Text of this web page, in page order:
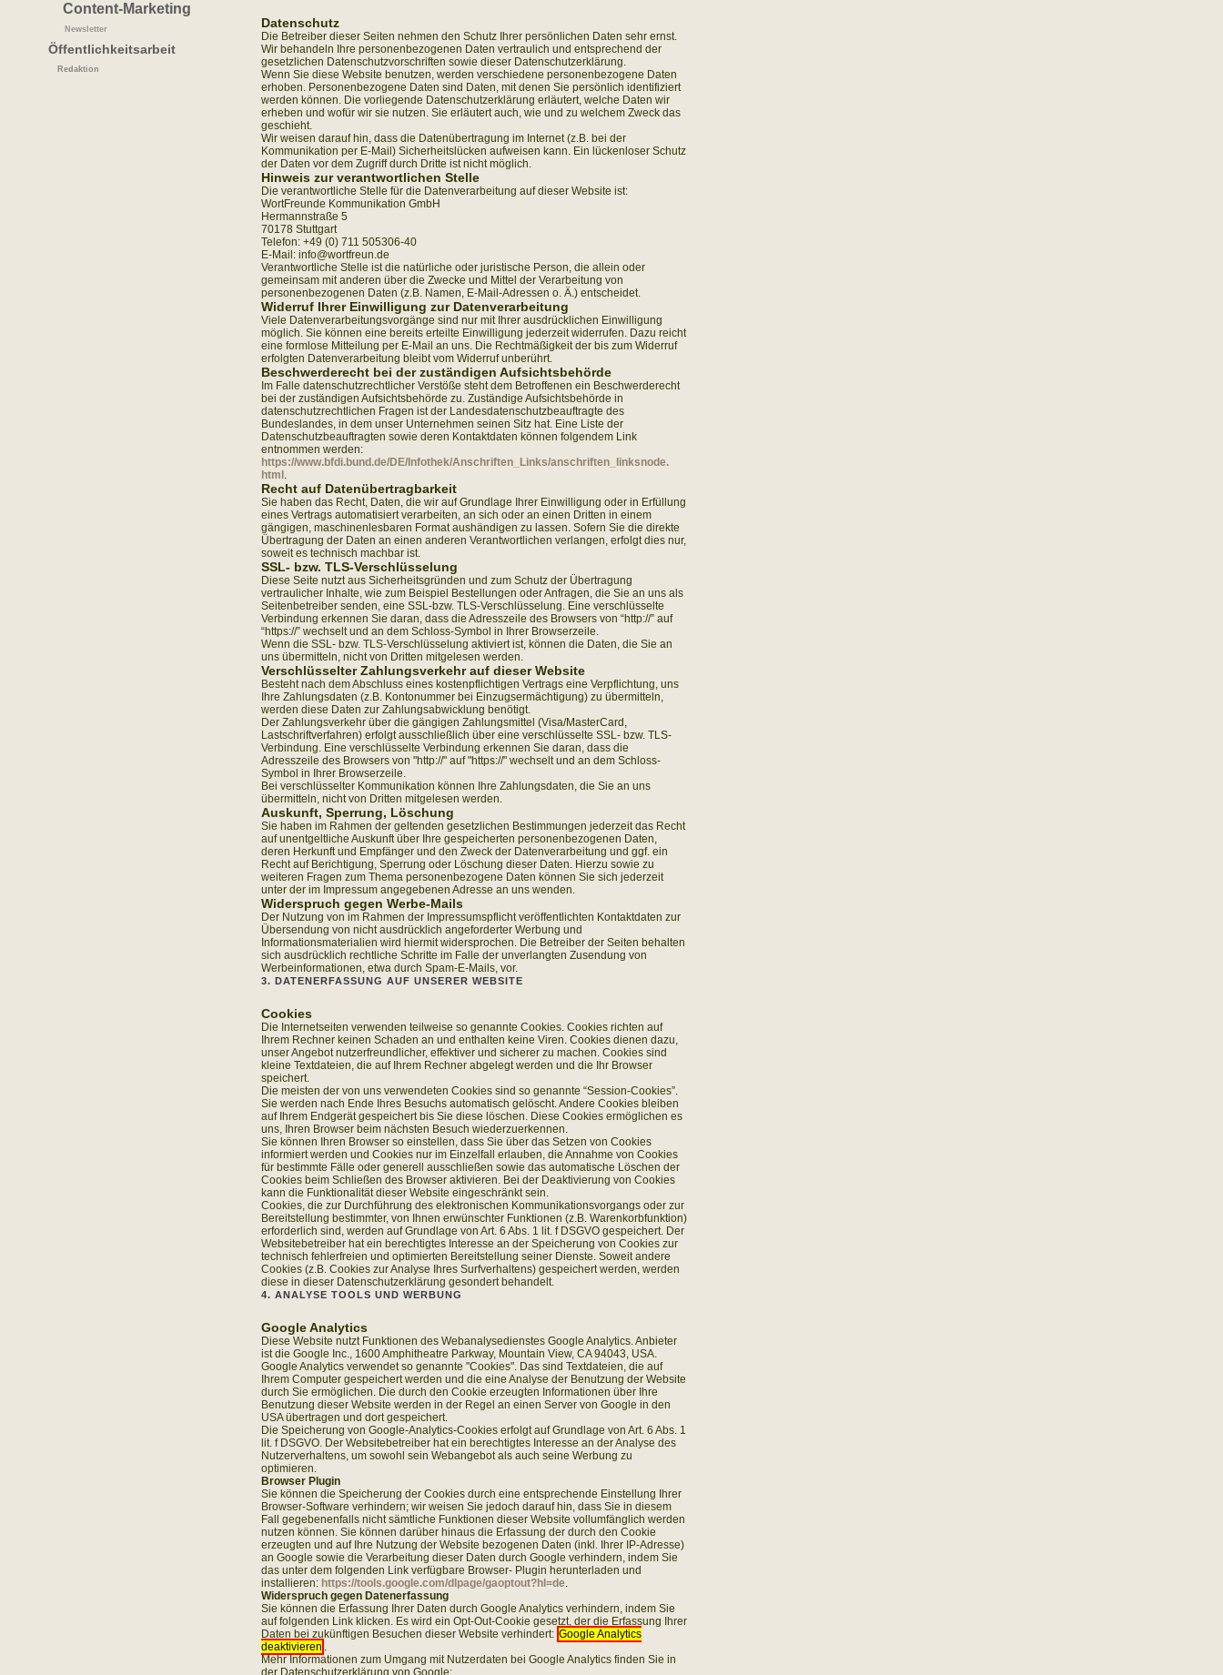
Content-Marketing
Newsletter
Öffentlichkeitsarbeit
Redaktion
Datenschutz
Die Betreiber dieser Seiten nehmen den Schutz Ihrer persönlichen Daten sehr ernst.
Wir behandeln Ihre personenbezogenen Daten vertraulich und entsprechend der
gesetzlichen Datenschutzvorschriften sowie dieser Datenschutzerklärung.
Wenn Sie diese Website benutzen, werden verschiedene personenbezogene Daten
erhoben. Personenbezogene Daten sind Daten, mit denen Sie persönlich identifiziert
werden können. Die vorliegende Datenschutzerklärung erläutert, welche Daten wir
erheben und wofür wir sie nutzen. Sie erläutert auch, wie und zu welchem Zweck das
geschieht.
Wir weisen darauf hin, dass die Datenübertragung im Internet (z.B. bei der
Kommunikation per E-Mail) Sicherheitslücken aufweisen kann. Ein lückenloser Schutz
der Daten vor dem Zugriff durch Dritte ist nicht möglich.
Hinweis zur verantwortlichen Stelle
Die verantwortliche Stelle für die Datenverarbeitung auf dieser Website ist:
WortFreunde Kommunikation GmbH
Hermannstraße 5
70178 Stuttgart
Telefon: +49 (0) 711 505306-40
E-Mail: info@wortfreun.de
Verantwortliche Stelle ist die natürliche oder juristische Person, die allein oder
gemeinsam mit anderen über die Zwecke und Mittel der Verarbeitung von
personenbezogenen Daten (z.B. Namen, E-Mail-Adressen o. Ä.) entscheidet.
Widerruf Ihrer Einwilligung zur Datenverarbeitung
Viele Datenverarbeitungsvorgänge sind nur mit Ihrer ausdrücklichen Einwilligung
möglich. Sie können eine bereits erteilte Einwilligung jederzeit widerrufen. Dazu reicht
eine formlose Mitteilung per E-Mail an uns. Die Rechtmäßigkeit der bis zum Widerruf
erfolgten Datenverarbeitung bleibt vom Widerruf unberührt.
Beschwerderecht bei der zuständigen Aufsichtsbehörde
Im Falle datenschutzrechtlicher Verstöße steht dem Betroffenen ein Beschwerderecht
bei der zuständigen Aufsichtsbehörde zu. Zuständige Aufsichtsbehörde in
datenschutzrechtlichen Fragen ist der Landesdatenschutzbeauftragte des
Bundeslandes, in dem unser Unternehmen seinen Sitz hat. Eine Liste der
Datenschutzbeauftragten sowie deren Kontaktdaten können folgendem Link
entnommen werden:
https://www.bfdi.bund.de/DE/Infothek/Anschriften_Links/anschriften_linksnode.
html .
Recht auf Datenübertragbarkeit
Sie haben das Recht, Daten, die wir auf Grundlage Ihrer Einwilligung oder in Erfüllung
eines Vertrags automatisiert verarbeiten, an sich oder an einen Dritten in einem
gängigen, maschinenlesbaren Format aushändigen zu lassen. Sofern Sie die direkte
Übertragung der Daten an einen anderen Verantwortlichen verlangen, erfolgt dies nur,
soweit es technisch machbar ist.
SSL- bzw. TLS-Verschlüsselung
Diese Seite nutzt aus Sicherheitsgründen und zum Schutz der Übertragung
vertraulicher Inhalte, wie zum Beispiel Bestellungen oder Anfragen, die Sie an uns als
Seitenbetreiber senden, eine SSL-bzw. TLS-Verschlüsselung. Eine verschlüsselte
Verbindung erkennen Sie daran, dass die Adresszeile des Browsers von “http://” auf
“https://” wechselt und an dem Schloss-Symbol in Ihrer Browserzeile.
Wenn die SSL- bzw. TLS-Verschlüsselung aktiviert ist, können die Daten, die Sie an
uns übermitteln, nicht von Dritten mitgelesen werden.
Verschlüsselter Zahlungsverkehr auf dieser Website
Besteht nach dem Abschluss eines kostenpflichtigen Vertrags eine Verpflichtung, uns
Ihre Zahlungsdaten (z.B. Kontonummer bei Einzugsermächtigung) zu übermitteln,
werden diese Daten zur Zahlungsabwicklung benötigt.
Der Zahlungsverkehr über die gängigen Zahlungsmittel (Visa/MasterCard,
Lastschriftverfahren) erfolgt ausschließlich über eine verschlüsselte SSL- bzw. TLS-
Verbindung. Eine verschlüsselte Verbindung erkennen Sie daran, dass die
Adresszeile des Browsers von "http://" auf "https://" wechselt und an dem Schloss-
Symbol in Ihrer Browserzeile.
Bei verschlüsselter Kommunikation können Ihre Zahlungsdaten, die Sie an uns
übermitteln, nicht von Dritten mitgelesen werden.
Auskunft, Sperrung, Löschung
Sie haben im Rahmen der geltenden gesetzlichen Bestimmungen jederzeit das Recht
auf unentgeltliche Auskunft über Ihre gespeicherten personenbezogenen Daten,
deren Herkunft und Empfänger und den Zweck der Datenverarbeitung und ggf. ein
Recht auf Berichtigung, Sperrung oder Löschung dieser Daten. Hierzu sowie zu
weiteren Fragen zum Thema personenbezogene Daten können Sie sich jederzeit
unter der im Impressum angegebenen Adresse an uns wenden.
Widerspruch gegen Werbe-Mails
Der Nutzung von im Rahmen der Impressumspflicht veröffentlichten Kontaktdaten zur
Übersendung von nicht ausdrücklich angeforderter Werbung und
Informationsmaterialien wird hiermit widersprochen. Die Betreiber der Seiten behalten
sich ausdrücklich rechtliche Schritte im Falle der unverlangten Zusendung von
Werbeinformationen, etwa durch Spam-E-Mails, vor.
3. DATENERFASSUNG AUF UNSERER WEBSITE
Cookies
Die Internetseiten verwenden teilweise so genannte Cookies. Cookies richten auf
Ihrem Rechner keinen Schaden an und enthalten keine Viren. Cookies dienen dazu,
unser Angebot nutzerfreundlicher, effektiver und sicherer zu machen. Cookies sind
kleine Textdateien, die auf Ihrem Rechner abgelegt werden und die Ihr Browser
speichert.
Die meisten der von uns verwendeten Cookies sind so genannte “Session-Cookies”.
Sie werden nach Ende Ihres Besuchs automatisch gelöscht. Andere Cookies bleiben
auf Ihrem Endgerät gespeichert bis Sie diese löschen. Diese Cookies ermöglichen es
uns, Ihren Browser beim nächsten Besuch wiederzuerkennen.
Sie können Ihren Browser so einstellen, dass Sie über das Setzen von Cookies
informiert werden und Cookies nur im Einzelfall erlauben, die Annahme von Cookies
für bestimmte Fälle oder generell ausschließen sowie das automatische Löschen der
Cookies beim Schließen des Browser aktivieren. Bei der Deaktivierung von Cookies
kann die Funktionalität dieser Website eingeschränkt sein.
Cookies, die zur Durchführung des elektronischen Kommunikationsvorgangs oder zur
Bereitstellung bestimmter, von Ihnen erwünschter Funktionen (z.B. Warenkorbfunktion)
erforderlich sind, werden auf Grundlage von Art. 6 Abs. 1 lit. f DSGVO gespeichert. Der
Websitebetreiber hat ein berechtigtes Interesse an der Speicherung von Cookies zur
technisch fehlerfreien und optimierten Bereitstellung seiner Dienste. Soweit andere
Cookies (z.B. Cookies zur Analyse Ihres Surfverhaltens) gespeichert werden, werden
diese in dieser Datenschutzerklärung gesondert behandelt.
4. ANALYSE TOOLS UND WERBUNG
Google Analytics
Diese Website nutzt Funktionen des Webanalysedienstes Google Analytics. Anbieter
ist die Google Inc., 1600 Amphitheatre Parkway, Mountain View, CA 94043, USA.
Google Analytics verwendet so genannte "Cookies". Das sind Textdateien, die auf
Ihrem Computer gespeichert werden und die eine Analyse der Benutzung der Website
durch Sie ermöglichen. Die durch den Cookie erzeugten Informationen über Ihre
Benutzung dieser Website werden in der Regel an einen Server von Google in den
USA übertragen und dort gespeichert.
Die Speicherung von Google-Analytics-Cookies erfolgt auf Grundlage von Art. 6 Abs. 1
lit. f DSGVO. Der Websitebetreiber hat ein berechtigtes Interesse an der Analyse des
Nutzerverhaltens, um sowohl sein Webangebot als auch seine Werbung zu
optimieren.
Browser Plugin
Sie können die Speicherung der Cookies durch eine entsprechende Einstellung Ihrer
Browser-Software verhindern; wir weisen Sie jedoch darauf hin, dass Sie in diesem
Fall gegebenenfalls nicht sämtliche Funktionen dieser Website vollumfänglich werden
nutzen können. Sie können darüber hinaus die Erfassung der durch den Cookie
erzeugten und auf Ihre Nutzung der Website bezogenen Daten (inkl. Ihrer IP-Adresse)
an Google sowie die Verarbeitung dieser Daten durch Google verhindern, indem Sie
das unter dem folgenden Link verfügbare Browser- Plugin herunterladen und
installieren: https://tools.google.com/dlpage/gaoptout?hl=de.
Widerspruch gegen Datenerfassung
Sie können die Erfassung Ihrer Daten durch Google Analytics verhindern, indem Sie
auf folgenden Link klicken. Es wird ein Opt-Out-Cookie gesetzt, der die Erfassung Ihrer
Daten bei zukünftigen Besuchen dieser Website verhindert: Google Analytics
deaktivieren .
Mehr Informationen zum Umgang mit Nutzerdaten bei Google Analytics finden Sie in
der Datenschutzerklärung von Google: